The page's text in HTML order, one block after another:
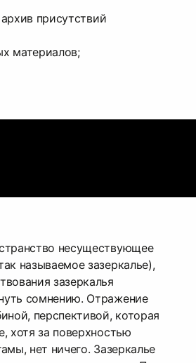
присутствий
материалов;
несуществующее
называемое зазеркалье),
зазеркалья
сомнению. Отражение
перспективой, которая
хотя за поверхностью
нет ничего. Зазеркалье